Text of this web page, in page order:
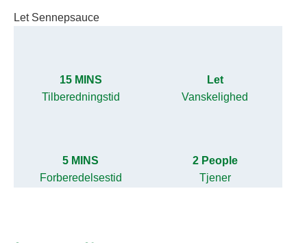
Let Sennepsauce
15 MINS
Tilberedningstid
Let
Vanskelighed
5 MINS
Forberedelsestid
2 People
Tjener